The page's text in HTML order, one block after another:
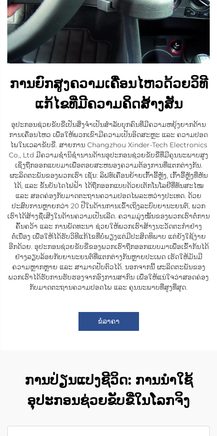
ການຍົກສູງຄວາມເຄື່ອນໄຫວດ້ວຍວິທີ
ແກ້ໄຂທີ່ມີຄວາມຄິດສ້າງສັນ
ອຸປະກອນຊ່ວຍຂັບຂີ່ເປັນສິ່ງຈຳເປັນສຳລັບບຸກຄົນທີ່ມີຄວາມຫຍຸ້ງຍາກດ້ານ
ການເຄື່ອນໄຫວ ເພື່ອໃຫ້ພວກເຂົາມີຄວາມເປັນອິດສະຫຼະ ແລະ ຄວາມປອດ
ໄພໃນເວລາຂັບຂີ່. ສາຍການ Changzhou Xinder-Tech Electronics
Co., Ltd ມີຄວາມຊຳນິຊຳນານດ້ານອຸປະກອນຊ່ວຍຂັບຂີ່ທີ່ມີຄຸນນະພາບສູງ
ເຊິ່ງຖືກອອກແບບມາເພື່ອຕອບສະຫນອງຄວາມຕ້ອງການທີ່ແຕກຕ່າງກັນ.
ຜະລິດຕະພັນຂອງພວກເຮົາ ເຊັ່ນ: ລິຟທ໌ເຄື່ອນຍ້າຍເກົ້າອີ້ຫຼັງ, ເກົ້າອີ້ຫຼັງທີ່ຫັນ
ໄດ້, ແລະ ຂັ້ນບັນໄດໄຟຟ້າ ໄດ້ຖືກອອກແບບດ້ວຍເຕັກໂນໂລຢີທີ່ທັນສະໄໝ
ແລະ ສອດຄ່ອງກັບມາດຕະຖານຄວາມປອດໄພລະຫວ່າງປະເທດ. ດ້ວຍ
ປະສົບການຫຼາຍກວ່າ 20 ປີໃນດ້ານການເຂົ້າເຖິງລະບົບຍານະຍນຕ໌, ພວກ
ເຮົາໄດ້ສ້າງຊື່ເສີງໃນດ້ານຄວາມເປັນເລີດ. ຄວາມມຸ່ງໝັ້ນຂອງພວກເຮົາຕໍ່ການ
ຄົ້ນຄວ້າ ແລະ ການພັດທະນາ ຊ່ວຍໃຫ້ພວກເຮົາສ້າງນະວັດຕະກຳຢ່າງ
ຕໍ່ເນື່ອງ ເພື່ອໃຫ້ໄດ້ຮັບວິທີແກ້ໄຂທີ່ບໍ່ພຽງແຕ່ມີປະສິດທິພາບ ແຕ່ຍັງໃຊ້ງ່າຍ
ອີກດ້ວຍ. ອຸປະກອນຊ່ວຍຂັບຂີ່ຂອງພວກເຮົາຖືກອອກແບບມາເພື່ອເຂົ້າກັນໄດ້
ຢ່າງລຽບລ້ອຍກັບຍານະຍນຕ໌ທີ່ແຕກຕ່າງກັນຫຼາຍປະເພດ ເຮັດໃຫ້ມັນມີ
ຄວາມຫຼາກຫຼາຍ ແລະ ສາມາດປັບຕົວໄດ້. ນອກຈາກນີ້ ຜະລິດຕະພັນຂອງ
ພວກເຮົາໄດ້ຮັບການຮັບຮອງຈາກອົງການສາກົນ ເພື່ອໃຫ້ແນ່ໃຈວ່າສອດຄ່ອງ
ກັບມາດຕະຖານຄວາມປອດໄພ ແລະ ຄຸນນະພາບທີ່ສູງທີ່ສຸດ.
ຂໍລາຄາ
ການປ່ຽນແປງຊີວິດ: ການນຳໃຊ້
ອຸປະກອນຊ່ວຍຂັບຂີ່ໃນໂລກຈິງ